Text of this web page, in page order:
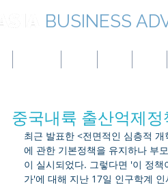
BUSINESS
중국내륙 출산억제
최근 발표한 <전면적인 심층적
에 관한 기본정책을 유지하나 부
이 실시되었다. 그렇다면 '이 정
가'에 대해 지난 17일 인구학계